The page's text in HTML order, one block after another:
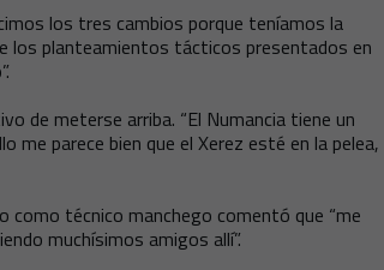
los tres cambios porque teníamos la
los planteamientos tácticos presentados en
de meterse arriba. “El Numancia tiene un
me parece bien que el Xerez esté en la pelea,
como técnico manchego comentó que “me
muchísimos amigos allí”.